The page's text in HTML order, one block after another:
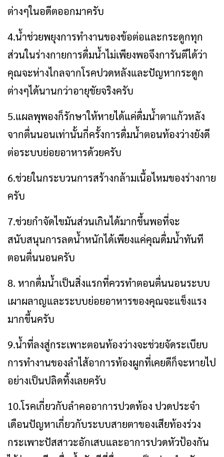
ต่างๆในอดีตออกมาครับ
4.น้ำช่วยพยุงการทำงานของข้อต่อและกระดูกทุก
ส่วนในร่างกายการดื่มน้ำไม่เพียงพอจึงการันตีได้ว่า
คุณจะห่างไกลจากโรคปวดหลังและปัญหากระดูก
ต่างๆได้นานกว่าอายุขัยจริงครับ
5.แผลพุพองก็รักษาให้หายได้แค่ดื่มน้ำตาแก้วหลัง
จากตื่นนอนเท่านั้นกี่ครั้งการดื่มน้ำตอนท้องว่างยังดี
ต่อระบบย่อยอาหารด้วยครับ
6.ช่วยในกระบวนการสร้างกล้ามเนื้อไหมของร่างกาย
ครับ
7.ช่วยกำจัดไขมันส่วนเกินได้มากขึ้นพอที่จะ
สนับสนุนการลดน้ำหนักได้เพียงแค่คุณดื่มน้ำทันที
ตอนตื่นนอนครับ
8. หากดื่มน้ำเป็นสิ่งแรกที่ควรทำตอนตื่นนอนระบบ
เผาผลาญและระบบย่อยอาหารของคุณจะแข็งแรง
มากขึ้นครับ
9.น้ำที่ลงสู่กระเพาะตอนท้องว่างจะช่วยจัดระเบียบ
การทำงานของลำไส้อาการท้องผูกที่เคยดีก็จะหายไป
อย่างเป็นปลิดทิ้งเลยครับ
10.โรคเกี่ยวกับลำคออาการปวดท้อง ปวดประจำ
เดือนปัญหาเกี่ยวกับระบบสายตาของเสียท้องร่วง
กระเพาะปัสสาวะอักเสบและอาการปวดหัวป้องกัน